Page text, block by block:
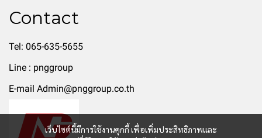
เว็บไซต์นี้มีการใช้งานคุกกี้ เพื่อเพิ่มประสิทธิภาพและ
Contact
Tel: 065-635-5655
Line : pnggroup
E-mail Admin@pnggroup.co.th